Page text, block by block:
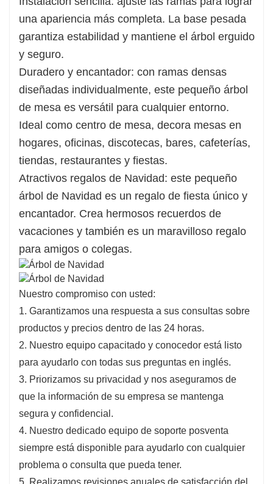
encantador. Crea hermosos recuerdos de
vacaciones y también es un maravilloso regalo
para amigos o colegas.
una apariencia más completa. La base pesada
garantiza estabilidad y mantiene el árbol erguido
y seguro.
Duradero y encantador: con ramas densas
diseñadas individualmente, este pequeño árbol
de mesa es versátil para cualquier entorno.
Ideal como centro de mesa, decora mesas en
hogares, oficinas, discotecas, bares, cafeterías,
tiendas, restaurantes y fiestas.
Atractivos regalos de Navidad: este pequeño
árbol de Navidad es un regalo de fiesta único y
encantador. Crea hermosos recuerdos de
vacaciones y también es un maravilloso regalo
para amigos o colegas.
Nuestro compromiso con usted:
1. Garantizamos una respuesta a sus consultas sobre
productos y precios dentro de las 24 horas.
2. Nuestro equipo capacitado y conocedor está listo
para ayudarlo con todas sus preguntas en inglés.
3. Priorizamos su privacidad y nos aseguramos de
que la información de su empresa se mantenga
segura y confidencial.
4. Nuestro dedicado equipo de soporte posventa
siempre está disponible para ayudarlo con cualquier
problema o consulta que pueda tener.